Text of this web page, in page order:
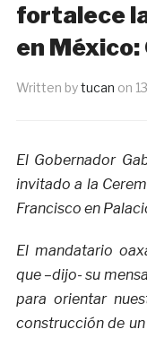
fortalece
en México:
Written bytucan on
El Gobernador
invitado a la
Francisco en
El mandatario
que –dijo- su
para orientar
construcción de